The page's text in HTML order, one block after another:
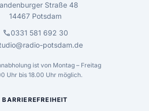
Straße 48
14467 Potsdam
call0331 581 692 30
potsdam.de
ist von Montag – Freitag
Uhr bis 18.00 Uhr möglich.
BARRIEREFREIHEIT